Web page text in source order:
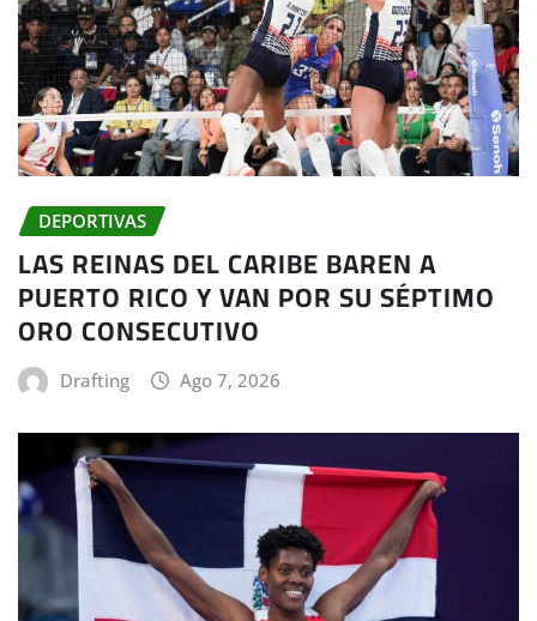
DEPORTIVAS
LAS REINAS DEL CARIBE BAREN A
PUERTO RICO Y VAN POR SU SÉPTIMO
ORO CONSECUTIVO
Drafting Ago 7, 2026